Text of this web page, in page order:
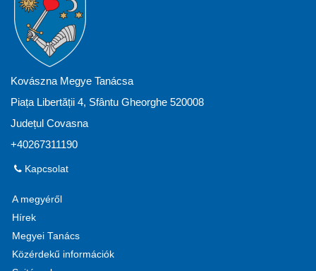
Kovászna Megye Tanácsa
Piața Libertății 4, Sfântu Gheorghe 520008
Județul Covasna
+40267311190
Kapcsolat
A megyéről
Hírek
Megyei Tanács
Közérdekű információk